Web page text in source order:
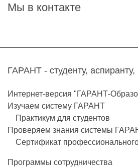
Мы в контакте
ГАРАНТ - студенту,
Интернет-версия "ГАРАНТ-
Изучаем систему ГАРАНТ
Практикум для студентов
Проверяем знания системы
Сертификат
Программы сотрудничества